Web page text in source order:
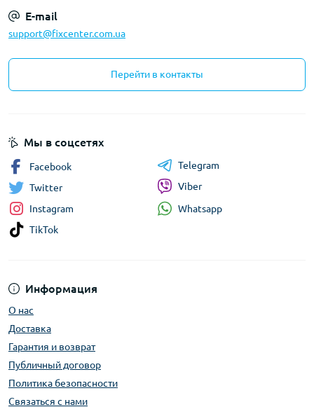
E-mail
support@fixcenter.com.ua
Перейти в контакты
Информация
О нас
Доставка
Гарантия и возврат
Публичный договор
Политика безопасности
Связаться с нами
Мы в соцсетях
Facebook
Twitter
Instagram
TikTok
Telegram
Viber
Whatsapp